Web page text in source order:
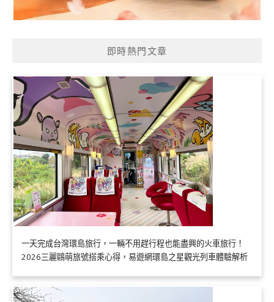
即時熱門文章
一天完成台灣環島旅行，一輛不用趕行程也能盡興的火車旅行！
2026三麗鷗萌旅號搭乘心得，易遊網環島之星觀光列車體驗解析